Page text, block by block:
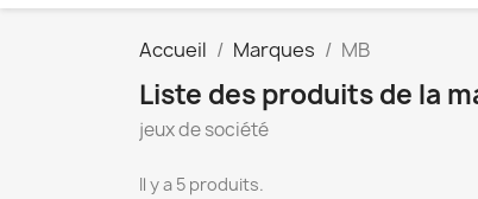
Accueil Marques MB
Liste des produits de la
jeux de société
Il y a 5 produits.